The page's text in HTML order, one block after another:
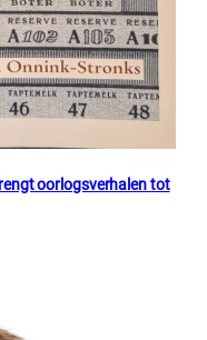
oorlogsverhalen tot